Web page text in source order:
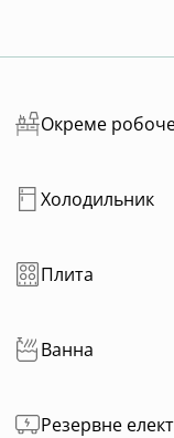
гойдалкою і ліжком
20 соток.
Окреме
Холодильник
Плита
Ванна
Резервне